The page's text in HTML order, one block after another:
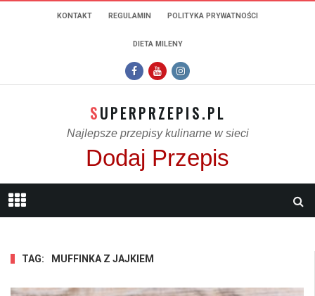
KONTAKT REGULAMIN POLITYKA PRYWATNOŚCI
DIETA MILENY
SUPERPRZEPIS.PL
Najlepsze przepisy kulinarne w sieci
Dodaj Przepis
TAG: MUFFINKA Z JAJKIEM